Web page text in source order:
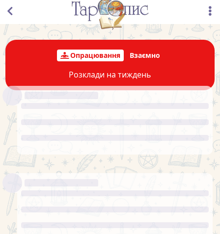
зроблю, свій ноут не взяла з собою, а на цьому
старенькому ще не звикла, але якщо є потреба,
спробою це зробити, сподівюсь за тиждень звикнути
до старого.
Olenka дякую за зворотний зв’язок
Olenka
Олексій, з Вашого дозволу, розклад
на цей тиждень не зроблю, свій ноут не взяла з
собою, а на цьому старенькому ще не звикла, але
якщо є потреба, спробою це зробити, сподівюсь за